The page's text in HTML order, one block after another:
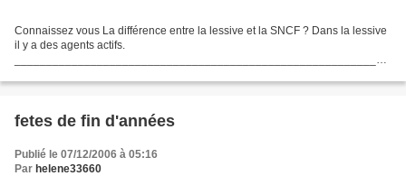
Connaissez vous La différence entre la lessive et la SNCF ? Dans la lessive
il y a des agents actifs.
mon papa il...
fetes de fin d'années
Publié le 07/12/2006 à 05:16
Par helene33660